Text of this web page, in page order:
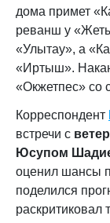
дома примет
реванш у
«Улытау», а
«Иртыш».
«Окжетпес» со
Корреспондент
встречи с
Юсупом
оценил шансы
поделился
раскритиковал